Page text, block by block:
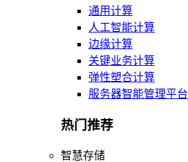
通用计算
人工智能计算
边缘计算
关键业务计算
弹性塑合计算
服务器智能管理平台
热门推荐
智慧存储